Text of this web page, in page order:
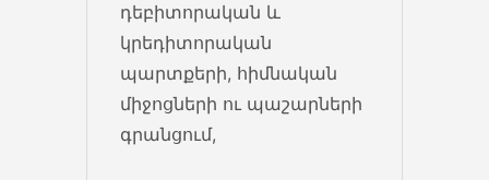
Առևտրի օբյեկտներին և առևտրի
իրականացման վայրերին
ներկայացվող նոր պահանջի...
04 Jan 2022
դեբիտորական և
կրեդիտորական
պարտքերի, հիմնական
միջոցների ու պաշարների
գրանցում,